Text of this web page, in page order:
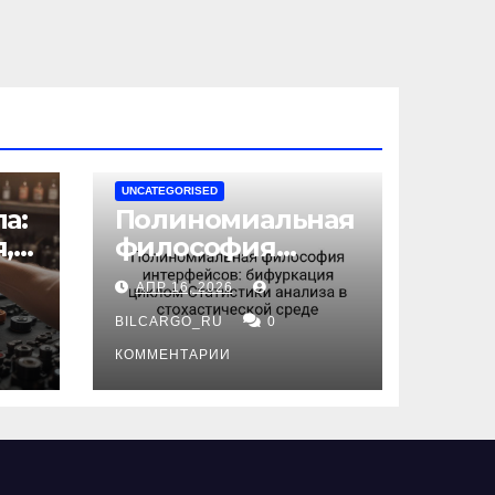
UNCATEGORISED
Полиномиальная
философия
интерфейсов:
бифуркация
циклом
Статистики
анализа в
среде
АПР 16, 2026
BILCARGO_RU 0
КОММЕНТАРИИ